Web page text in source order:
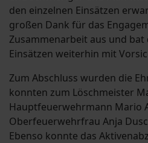
den einzelnen Einsätzen
großen Dank für das
Zusammenarbeit aus und bat
Einsätzen weiterhin mit
Zum Abschluss wurden die
konnten zum Löschmeister
Hauptfeuerwehrmann Mario
Oberfeuerwehrfrau Anja
Ebenso konnte das